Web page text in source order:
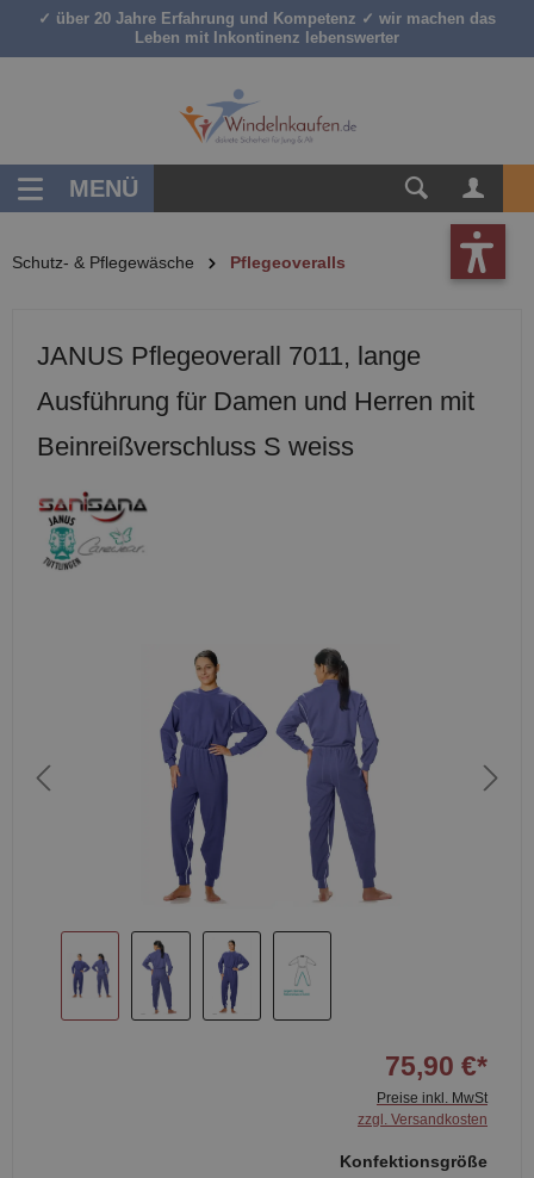
springen
✓ über 20 Jahre Erfahrung und Kompetenz ✓ wir machen das
Leben mit Inkontinenz lebenswerter
MENÜ
Schutz- & Pflegewäsche Pflegeoveralls
JANUS Pflegeoverall 7011, lange
Ausführung für Damen und Herren mit
Beinreißverschluss S weiss
75,90 €*
Preise inkl. MwSt
zzgl. Versandkosten
Konfektionsgröße